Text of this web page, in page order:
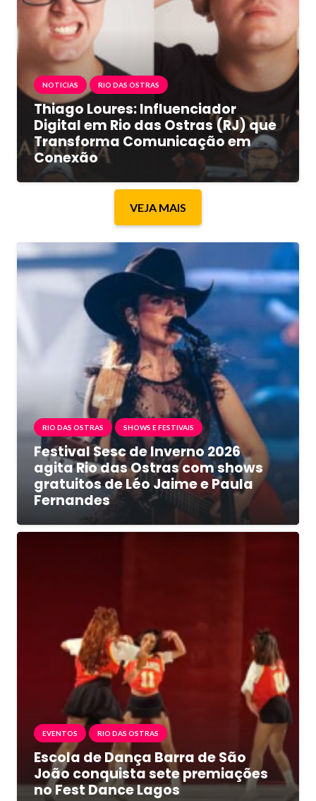
NOTICIAS RIO DAS OSTRAS
Thiago Loures: Influenciador
Digital em Rio das Ostras (RJ) que
Transforma Comunicação em
Conexão
VEJA MAIS
RIO DAS OSTRAS SHOWS E FESTIVAIS
Festival Sesc de Inverno 2026
agita Rio das Ostras com shows
gratuitos de Léo Jaime e Paula
Fernandes
EVENTOS RIO DAS OSTRAS
Escola de Dança Barra de São
João conquista sete premiações
no Fest Dance Lagos